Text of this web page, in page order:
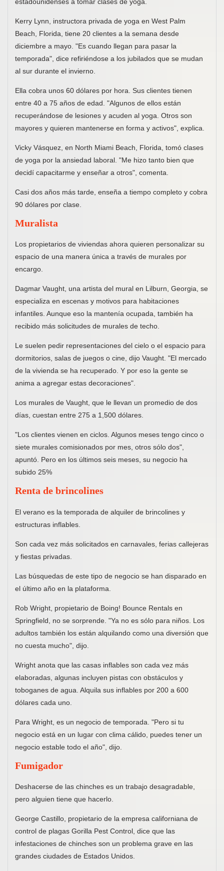
Kerry Lynn, instructora privada de yoga en West Palm
Beach, Florida, tiene 20 clientes a la semana desde
diciembre a mayo. "Es cuando llegan para pasar la
temporada", dice refiriéndose a los jubilados que se mudan
al sur durante el invierno.
Ella cobra unos 60 dólares por hora. Sus clientes tienen
entre 40 a 75 años de edad. "Algunos de ellos están
recuperándose de lesiones y acuden al yoga. Otros son
mayores y quieren mantenerse en forma y activos", explica.
Vicky Vásquez, en North Miami Beach, Florida, tomó clases
de yoga por la ansiedad laboral. "Me hizo tanto bien que
decidí capacitarme y enseñar a otros", comenta.
Casi dos años más tarde, enseña a tiempo completo y cobra
90 dólares por clase.
Muralista
Los propietarios de viviendas ahora quieren personalizar su
espacio de una manera única a través de murales por
encargo.
Dagmar Vaught, una artista del mural en Lilburn, Georgia, se
especializa en escenas y motivos para habitaciones
infantiles. Aunque eso la mantenía ocupada, también ha
recibido más solicitudes de murales de techo.
Le suelen pedir representaciones del cielo o el espacio para
dormitorios, salas de juegos o cine, dijo Vaught. "El mercado
de la vivienda se ha recuperado. Y por eso la gente se
anima a agregar estas decoraciones".
Los murales de Vaught, que le llevan un promedio de dos
días, cuestan entre 275 a 1,500 dólares.
"Los clientes vienen en ciclos. Algunos meses tengo cinco o
siete murales comisionados por mes, otros sólo dos",
apuntó. Pero en los últimos seis meses, su negocio ha
subido 25%
Renta de brincolines
El verano es la temporada de alquiler de brincolines y
estructuras inflables.
Son cada vez más solicitados en carnavales, ferias callejeras
y fiestas privadas.
Las búsquedas de este tipo de negocio se han disparado en
el último año en la plataforma.
Rob Wright, propietario de Boing! Bounce Rentals en
Springfield, no se sorprende. "Ya no es sólo para niños. Los
adultos también los están alquilando como una diversión que
no cuesta mucho", dijo.
Wright anota que las casas inflables son cada vez más
elaboradas, algunas incluyen pistas con obstáculos y
toboganes de agua. Alquila sus inflables por 200 a 600
dólares cada uno.
Para Wright, es un negocio de temporada. "Pero si tu
negocio está en un lugar con clima cálido, puedes tener un
negocio estable todo el año", dijo.
Fumigador
Deshacerse de las chinches es un trabajo desagradable,
pero alguien tiene que hacerlo.
George Castillo, propietario de la empresa californiana de
control de plagas Gorilla Pest Control, dice que las
infestaciones de chinches son un problema grave en las
grandes ciudades de Estados Unidos.